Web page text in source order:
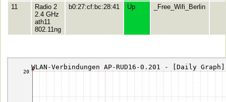
11
Radio 2
2.4 GHz
ath11
802.11ng
b0:27:cf:bc:28:41 Up _Free_Wifi_Berlin